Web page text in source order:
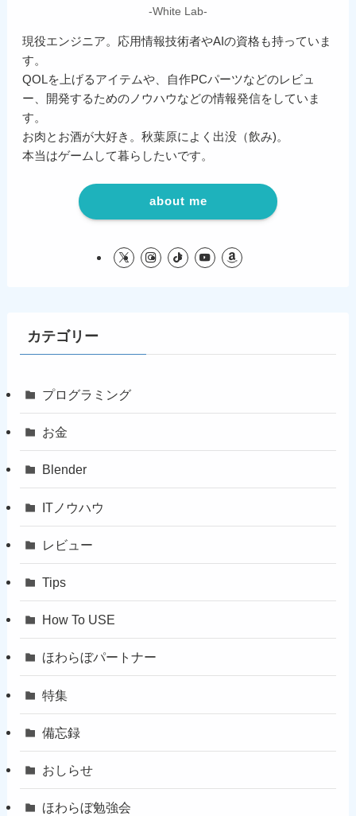
-White Lab-
現役エンジニア。応用情報技術者やAIの資格も持っていま
す。
QOLを上げるアイテムや、自作PCパーツなどのレビュ
ー、開発するためのノウハウなどの情報発信をしていま
す。
お肉とお酒が大好き。秋葉原によく出没（飲み)。
本当はゲームして暮らしたいです。
about me
カテゴリー
プログラミング
お金
Blender
ITノウハウ
レビュー
Tips
How To USE
ほわらぼパートナー
特集
備忘録
おしらせ
ほわらぼ勉強会